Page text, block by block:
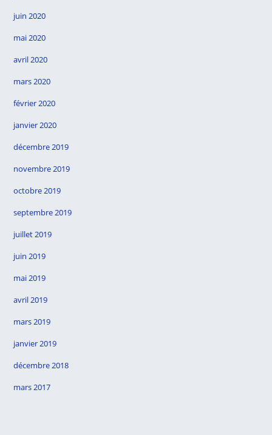
juin 2020
mai 2020
avril 2020
mars 2020
février 2020
janvier 2020
décembre 2019
novembre 2019
octobre 2019
septembre 2019
juillet 2019
juin 2019
mai 2019
avril 2019
mars 2019
janvier 2019
décembre 2018
mars 2017